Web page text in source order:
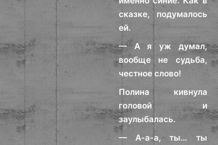
сказке, подумалось
ей.
— А я уж думал,
вообще не судьба,
честное слово!
Полина кивнула
головой и
заулыбалась.
— А-а-а, ты… ты